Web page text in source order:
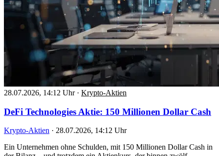
28.07.2026, 14:12 Uhr · Krypto-Aktien
DeFi Technologies Aktie: 150 Millionen Dollar Cash
Krypto-Aktien · 28.07.2026, 14:12 Uhr
Ein Unternehmen ohne Schulden, mit 150 Millionen Dollar Cash in